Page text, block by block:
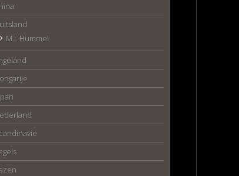
M.I. Hummel